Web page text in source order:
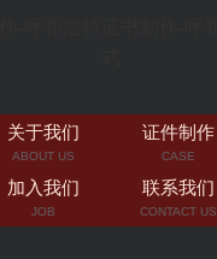
关于我们
ABOUT US
证件制作
CASE
加入我们
JOB
联系我们
CONTACT US